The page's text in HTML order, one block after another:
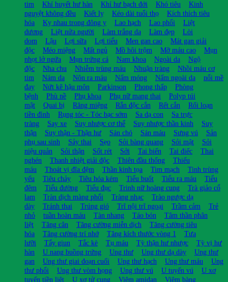
tim
Khí huyết hư hàn Khí hư bạch đới Khó tiêu
Kinh
nguyệt không đều
Kiết lỵ Kéo dài tuổi thọ
Kích thích tiêu
hóa
Kỵ nhau trong đông y Lao hạch Lao phổi
Liệt
dương
Liệt nửa người Làm trắng da Làm đẹp
Lòi
dom
Lậu Lợi sữa Lợi tiểu Men gan cao
Mát gan giải
độc
Méo miệng Mất ngủ Mồ hôi trộm Mỡ máu cao
Mụn
nhọt lở ngứa
Mụn trứng cá Nam khoa Ngoài da
Ngộ
độc
Nha chu Nhiễm trùng máu Nhuận tràng
Nhồi máu cơ
tim
Nám da Nôn ra máu Nấm móng Nấm ngoài da
nổi mề
đay
Nứt kẽ hậu môn Parkinson Phong thấp
Phòng
bệnh
Phù nề Phụ khoa Phụ nữ mang thai
Polyp túi
mật
Quai bị Răng miệng Rắn độc cắn Rết cắn
Rối loạn
tiền đình
Rụng tóc - Tóc bạc sớm Sa dạ con
Sa trực
tràng
Say xe Suy nhược cơ thể Suy nhược thần kinh
Suy
thận
Suy thận - Thận hư Sán chó Sán máu Sưng vú
Sản
phụ sau sinh
Sảy thai Sẹo Sỏi bàng quang Sỏi mật
Sỏi
niệu quản
Sỏi thận Sốt rét Sởi Tai biến Tai điếc
Thai
nghén
Thanh nhiệt giải độc Thiên đầu thống
Thiếu
máu
Thoát vị đĩa đệm Thần kinh tọa Tim mạch
Tinh trùng
yếu
Tiêu chảy Tiêu hóa kém Tiểu buốt Tiểu ra máu
Tiểu
đêm
Tiểu đường Tiểu đục Trinh nữ hoàng cung
Trà giảo cổ
lam
Tràn dịch màng phổi Tràng nhạc
Trào ngược dạ
dày
Tránh thai Trúng gió Trĩ nội trĩ ngoại Trầm cảm
Trẻ
nhỏ
tuần hoàn máu Tàn nhang Táo bón
Tâm thần phân
liệt
Tăng cân Tăng cường miễn dịch
Tăng cường tiêu
hóa
Tăng cường trí nhớ Tăng kích thước vòng 1
Tưa
lưỡi
Tẩy giun Tắc kè Tụ máu Tỳ thận hư nhược
Tỳ vị hư
hàn
U nang buồng trứng Ung thư Ung thư dạ dày
Ung thư
gan
Ung thư giai đoạn cuối Ung thư hạch Ung thư máu
Ung
thư phổi
Ung thư vòm họng Ung thư vú U tuyến vú
U xơ
tuyến tiền liệt
U xơ tử cung Viêm amidan
Viêm bàng